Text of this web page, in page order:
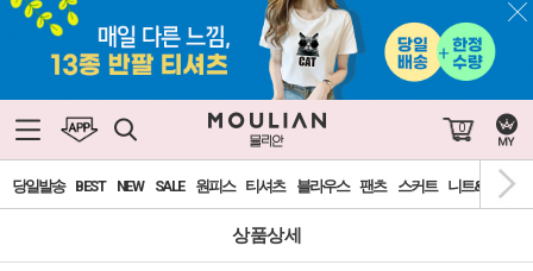
0
당일발송 BEST NEW SALE 원피스 티셔츠 블라우스 팬츠 스커트 니트&가디건
상품상세